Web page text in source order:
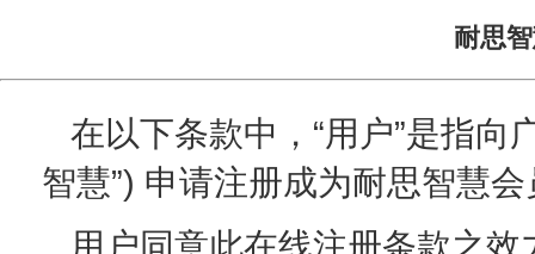
耐思
在以下条款中，“用户”是指向
智慧”) 申请注册成为耐思智慧
用户同意此在线注册条款之